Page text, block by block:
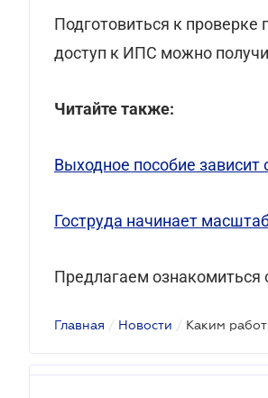
Подготовиться к проверке
доступ к ИПС можно
Читайте также:
Выходное пособие зависит
Гоструда начинает
Предлагаем ознакомиться
Главная / Новости /